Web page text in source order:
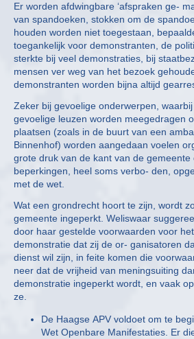
Er worden afdwingbare ‘afspraken ge-
van spandoeken, stokken om de
houden worden niet toegestaan,
toegankelijk voor demonstranten, de
sterkte bij veel demonstraties, bij
mensen ver weg van het bezoek
demonstranten worden bijna altijd
Zeker bij gevoelige onderwerpen,
gevoelige leuzen worden meegedragen
plaatsen (zoals in de buurt van een
Binnenhof) worden aangedaan voelen
grote druk van de kant van de gemeente
beperkingen, heel soms verbo- den,
met de wet.
Wat een grondrecht hoort te zijn, wordt
gemeente ingeperkt. Weliswaar
door haar gestelde voorwaarden voor
demonstratie dat zij de or- ganisatoren
dienst wil zijn, in feite komen die
neer dat de vrijheid van meningsuiting
demonstratie ingeperkt wordt, en vaak
ze.
De Haagse APV voldoet om te
Wet Openbare Manifestaties. Er